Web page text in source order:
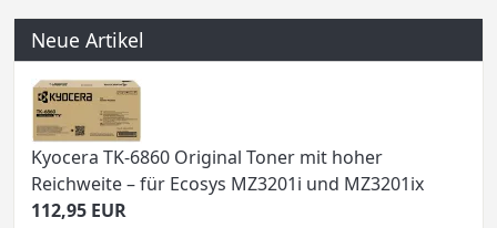
Neue Artikel
Kyocera TK-6860 Original Toner mit hoher
Reichweite – für Ecosys MZ3201i und MZ3201ix
112,95 EUR